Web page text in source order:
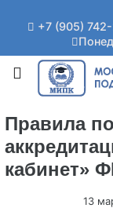
+7 (905)
Правила
кабинет»
13